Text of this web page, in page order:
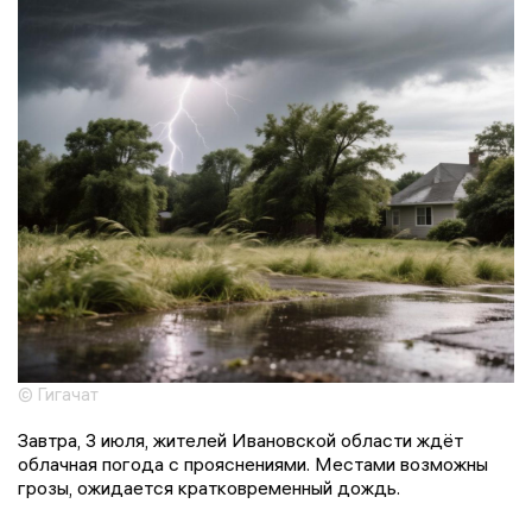
© Гигачат
Завтра, 3 июля, жителей Ивановской области ждёт
облачная погода с прояснениями. Местами возможны
грозы, ожидается кратковременный дождь.